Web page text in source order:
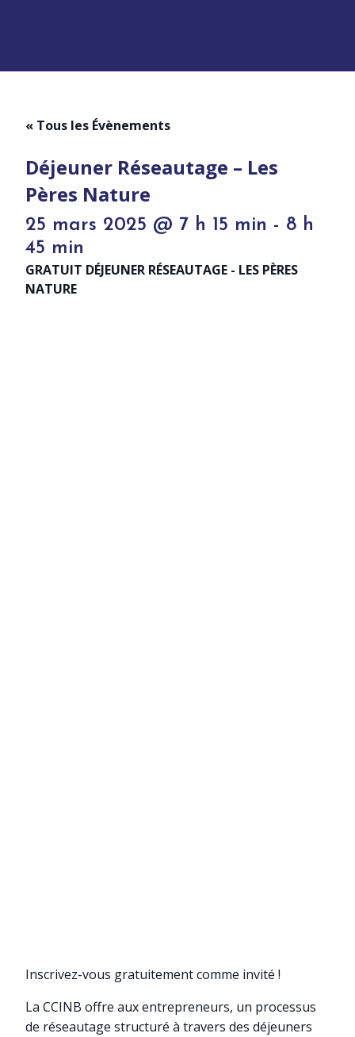
« Tous les Évènements
Déjeuner Réseautage – Les
Pères Nature
25 mars 2025 @ 7 h 15 min - 8 h
45 min
GRATUIT DÉJEUNER RÉSEAUTAGE - LES PÈRES
NATURE
Inscrivez-vous gratuitement comme invité !
La CCINB offre aux entrepreneurs, un processus
de réseautage structuré à travers des déjeuners